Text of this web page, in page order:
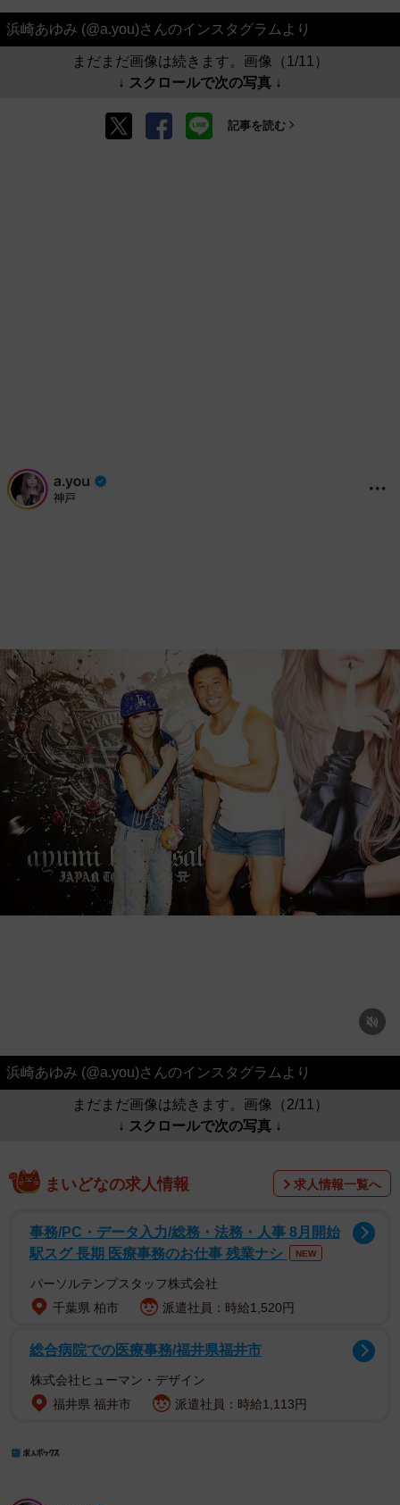
浜崎あゆみ (@a.you)さんのインスタグラムより
まだまだ画像は続きます。画像（1/11）
↓ スクロールで次の写真 ↓
記事を読む
浜崎あゆみ (@a.you)さんのインスタグラムより
まだまだ画像は続きます。画像（2/11）
↓ スクロールで次の写真 ↓
まいどなの求人情報 求人情報一覧へ
事務/PC・データ入力/総務・法務・人事 8月開始
駅スグ 長期 医療事務のお仕事 残業ナシ
NEW
パーソルテンプスタッフ株式会社
千葉県 柏市
派遣社員：時給1,520円
総合病院での医療事務/福井県福井市
株式会社ヒューマン・デザイン
福井県 福井市
派遣社員：時給1,113円